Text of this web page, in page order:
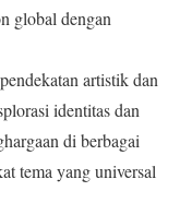
global dengan
artistik dan
identitas dan
di berbagai
tema yang universal